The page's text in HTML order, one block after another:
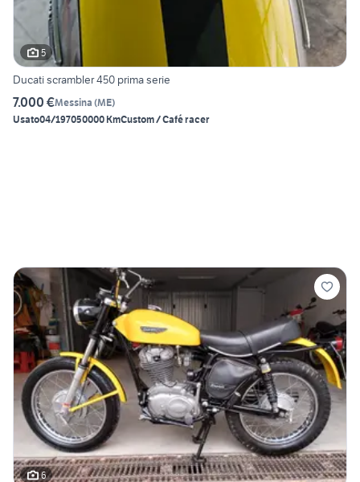
5
Ducati scrambler 450 prima serie
7.000 €Messina (ME)
Usato04/197050000 KmCustom / Café racer
6